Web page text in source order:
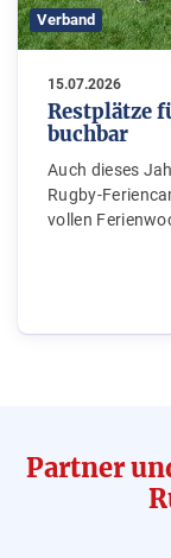
Verband
15.07.2026
Restplätze
buchbar
Auch dieses
Rugby-
vollen
Partner